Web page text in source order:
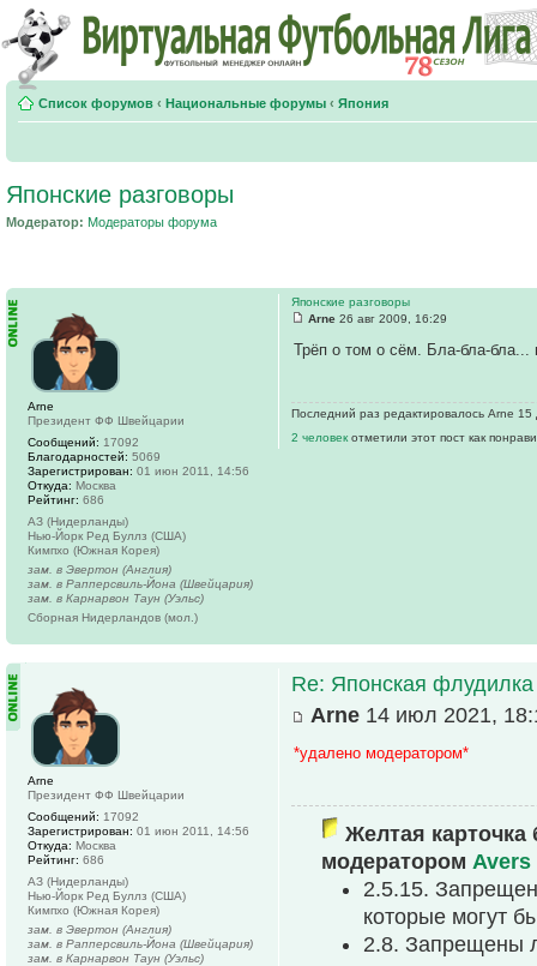
Список форумов ‹ Национальные форумы ‹ Япония
Японские разговоры
Модератор: Модераторы форума
Японские разговоры
Arne 26 авг 2009, 16:29
Трёп о том о сём. Бла-бла-
Последний раз редактировалось Arne
2 человек отметили этот пост как
Arne
Президент ФФ Швейцарии
Сообщений: 17092
Благодарностей: 5069
Зарегистрирован: 01 июн 2011, 14:56
Откуда: Москва
Рейтинг: 686
АЗ (Нидерланды)
Нью-Йорк Ред Буллз (США)
Кимпхо (Южная Корея)
зам. в Эвертон (Англия)
зам. в Рапперсвиль-Йона (Швейцария)
зам. в Карнарвон Таун (Уэльс)
Сборная Нидерландов (мол.)
Re: Японская флудилка
Arne 14 июл 2021,
*удалено модератором*
Желтая карточка
модератором Avers
2.5.15.
которые могут
2.8. Запрещены
Arne
Президент ФФ Швейцарии
Сообщений: 17092
Зарегистрирован: 01 июн 2011, 14:56
Откуда: Москва
Рейтинг: 686
АЗ (Нидерланды)
Нью-Йорк Ред Буллз (США)
Кимпхо (Южная Корея)
зам. в Эвертон (Англия)
зам. в Рапперсвиль-Йона (Швейцария)
зам. в Карнарвон Таун (Уэльс)